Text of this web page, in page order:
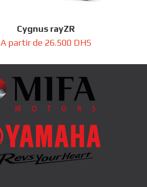
Cygnus rayZR
A partir de 26.500 DHS